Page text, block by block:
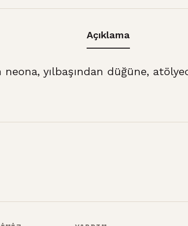
Açıklama
yılbaşından düğüne,